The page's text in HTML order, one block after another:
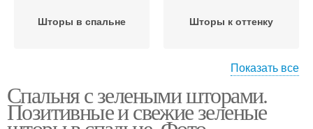
Шторы в спальне Шторы к оттенку
Шторы на окнах Рулонные шторы
Показать все
Спальня с зелеными шторами.
Позитивные и свежие зеленые